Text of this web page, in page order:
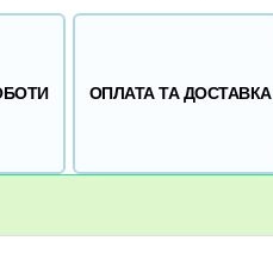
ОПЛАТА ТА ДОСТАВКА